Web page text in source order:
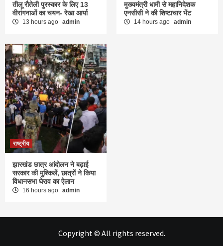
तीलू रौतेली पुरस्कार के लिए 13
वीरांगनाओं का चयन- रेखा आर्या
13 hours ago admin
मुख्यमंत्री धामी से महानिदेशक
एनसीसी ने की शिष्टाचार भेंट
14 hours ago admin
राष्ट्रीय
झारखंड छात्र आंदोलन ने बढ़ाई
सरकार की मुश्किलें, छात्रों ने किया
विधानसभा घेराव का ऐलान
16 hours ago admin
Copyright © All rights reserved.